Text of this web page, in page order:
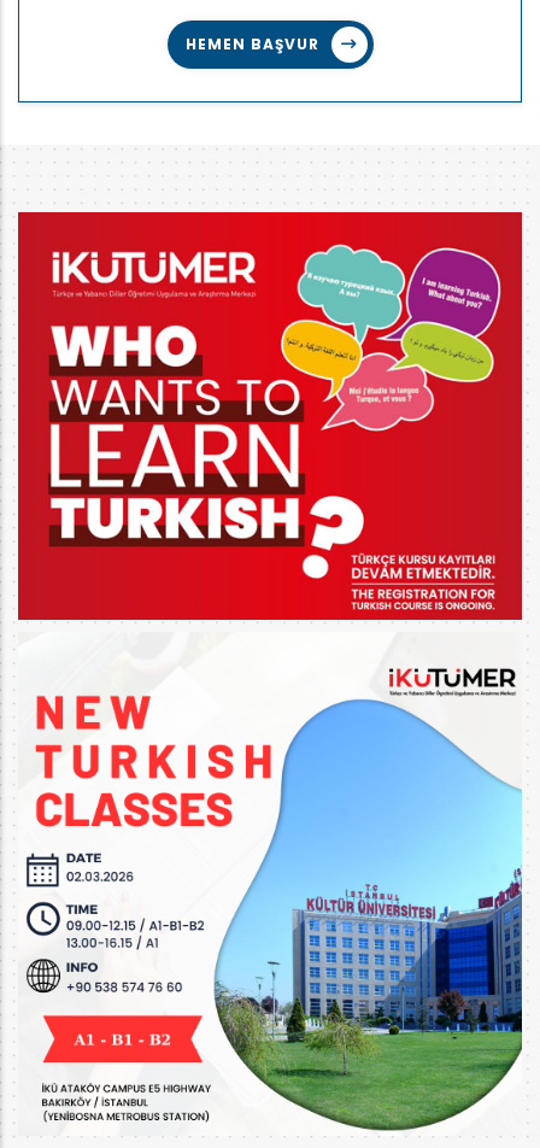
HEMEN BAŞVUR